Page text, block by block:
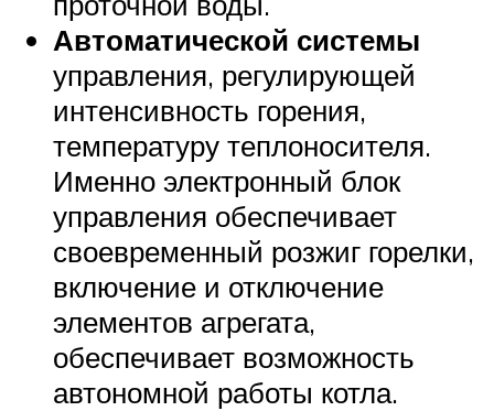
Автоматической системы
управления, регулирующей
интенсивность горения,
температуру теплоносителя.
Именно электронный блок
управления обеспечивает
своевременный розжиг горелки,
включение и отключение
элементов агрегата,
обеспечивает возможность
автономной работы котла.